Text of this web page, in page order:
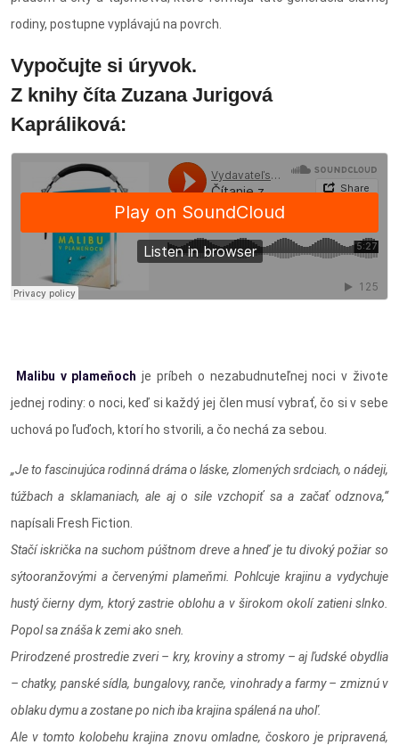
rodiny, postupne vyplávajú na povrch.
Vypočujte si úryvok.
Z knihy číta Zuzana Jurigová
Kapráliková:
Malibu v plameňoch je príbeh o nezabudnuteľnej noci v živote
jednej rodiny: o noci, keď si každý jej člen musí vybrať, čo si v sebe
uchová po ľuďoch, ktorí ho stvorili, a čo nechá za sebou.
„Je to fascinujúca rodinná dráma o láske, zlomených srdciach, o nádeji,
túžbach a sklamaniach, ale aj o sile vzchopiť sa a začať odznova,“
napísali Fresh Fiction.
Stačí iskrička na suchom púštnom dreve a hneď je tu divoký požiar so
sýtooranžovými a červenými plameňmi. Pohlcuje krajinu a vydychuje
hustý čierny dym, ktorý zastrie oblohu a v širokom okolí zatieni slnko.
Popol sa znáša k zemi ako sneh.
Prirodzené prostredie zveri – kry, kroviny a stromy – aj ľudské obydlia
– chatky, panské sídla, bungalovy, ranče, vinohrady a farmy – zmiznú v
oblaku dymu a zostane po nich iba krajina spálená na uhoľ.
Ale v tomto kolobehu krajina znovu omladne, čoskoro je pripravená,